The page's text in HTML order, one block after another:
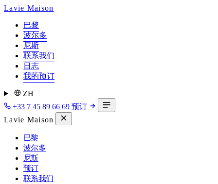
Lavie Maison
巴黎
波尔多
尼斯
联系我们
日志
我的预订
ZH
+33 7 45 89 66 69 预订
Lavie Maison
巴黎
波尔多
尼斯
预订
联系我们